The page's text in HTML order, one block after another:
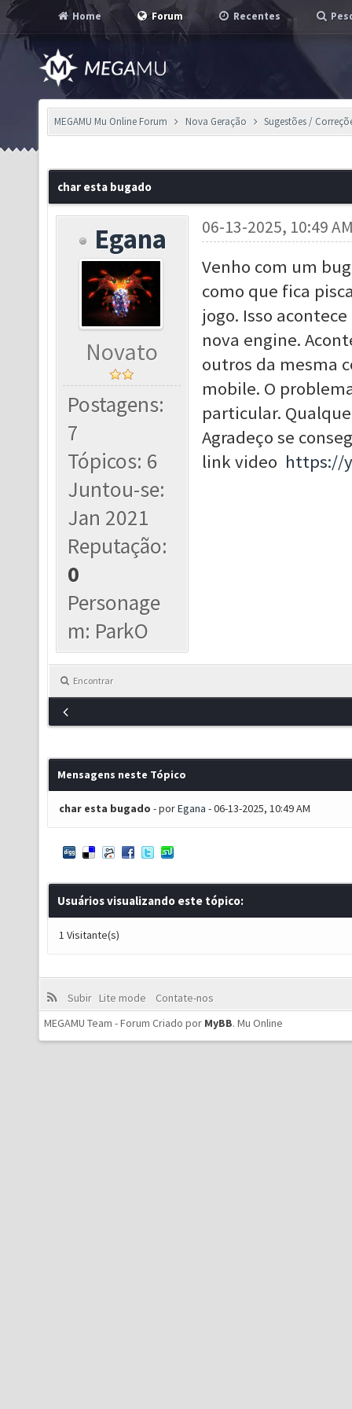
Home Forum Recentes
MEGAMU Mu Online Forum Nova Geração Sugestões /
char esta bugado
Egana
Novato
Postagens:
7
Tópicos: 6
Juntou-se:
Jan 2021
Reputação:
0
Personage
m: ParkO
06-13-2025, 10:49
Venho com um
como que fica
jogo. Isso
nova engine.
outros da mesma
mobile. O
particular.
Agradeço se
link video https://
Encontrar
Mensagens neste Tópico
char esta bugado - porEgana - 06-13-2025, 10:49 AM
Usuários visualizando este tópico:
1 Visitante(s)
Subir Lite mode
Contate-nos
MEGAMU Team - Forum Criado por MyBB. Mu Online